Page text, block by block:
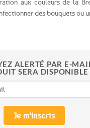
aux couleurs de la
des bouquets ou
ALERTÉ PAR E-
SERA DISPONIBLE
Je m'inscris